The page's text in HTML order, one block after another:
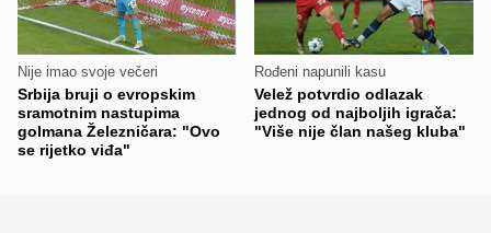
Nije imao svoje večeri
Srbija bruji o evropskim
sramotnim nastupima
golmana Železničara: "Ovo
se rijetko viđa"
Rođeni napunili kasu
Velež potvrdio odlazak
jednog od najboljih igrača:
"Više nije član našeg kluba"